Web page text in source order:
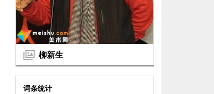
柳新生
词条统计